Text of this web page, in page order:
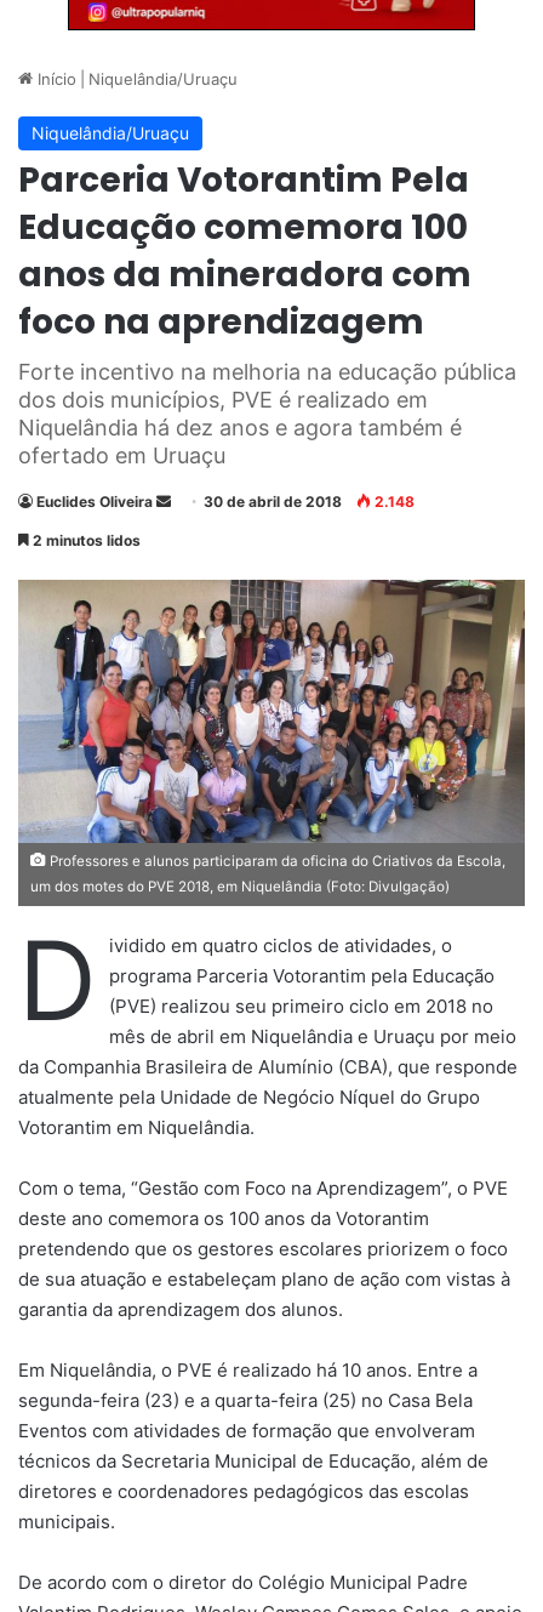
Início Niquelândia/Uruaçu
Niquelândia/Uruaçu
Parceria Votorantim Pela
Educação comemora 100
anos da mineradora com
foco na aprendizagem
Forte incentivo na melhoria na educação pública
dos dois municípios, PVE é realizado em
Niquelândia há dez anos e agora também é
ofertado em Uruaçu
Euclides Oliveira
e
u
m
e
-
m
a
i
30 de abril de 2018 2.148
2 minutos lidos
Professores e alunos participaram da oficina do Criativos da Escola,
um dos motes do PVE 2018, em Niquelândia (Foto: Divulgação)
D
ividido em quatro ciclos de atividades, o
programa Parceria Votorantim pela Educação
(PVE) realizou seu primeiro ciclo em 2018 no
mês de abril em Niquelândia e Uruaçu por meio
da Companhia Brasileira de Alumínio (CBA), que responde
atualmente pela Unidade de Negócio Níquel do Grupo
Votorantim em Niquelândia.
Com o tema, “Gestão com Foco na Aprendizagem”, o PVE
deste ano comemora os 100 anos da Votorantim
pretendendo que os gestores escolares priorizem o foco
de sua atuação e estabeleçam plano de ação com vistas à
garantia da aprendizagem dos alunos.
Em Niquelândia, o PVE é realizado há 10 anos. Entre a
segunda-feira (23) e a quarta-feira (25) no Casa Bela
Eventos com atividades de formação que envolveram
técnicos da Secretaria Municipal de Educação, além de
diretores e coordenadores pedagógicos das escolas
municipais.
De acordo com o diretor do Colégio Municipal Padre